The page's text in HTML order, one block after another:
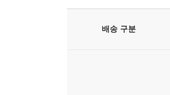
배송 구분